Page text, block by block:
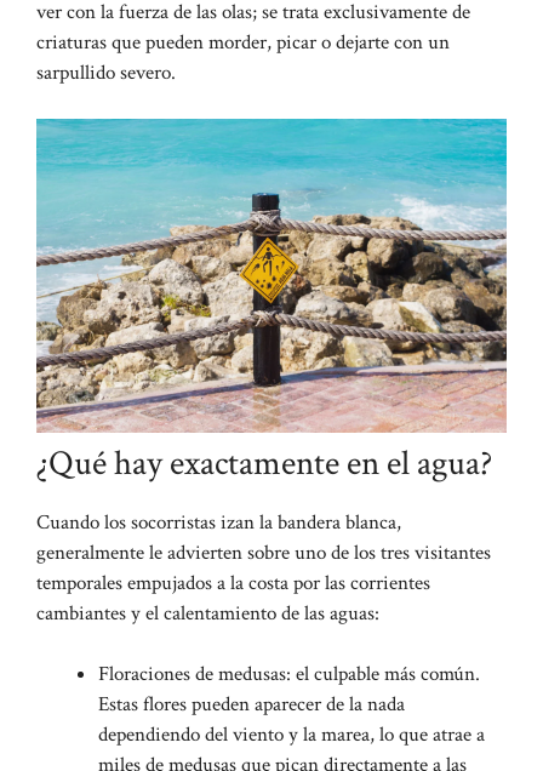
ver con la fuerza de las olas; se trata exclusivamente de
criaturas que pueden morder, picar o dejarte con un
sarpullido severo.
¿Qué hay exactamente en el agua?
Cuando los socorristas izan la bandera blanca,
generalmente le advierten sobre uno de los tres visitantes
temporales empujados a la costa por las corrientes
cambiantes y el calentamiento de las aguas:
Floraciones de medusas: el culpable más común.
Estas flores pueden aparecer de la nada
dependiendo del viento y la marea, lo que atrae a
miles de medusas que pican directamente a las